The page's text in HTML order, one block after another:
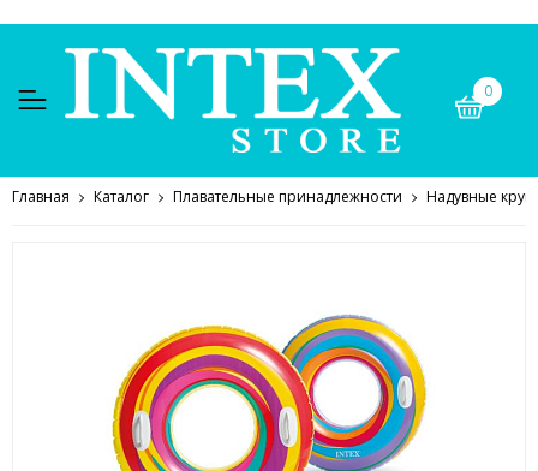
0
Главная Каталог Плавательные принадлежности Надувные